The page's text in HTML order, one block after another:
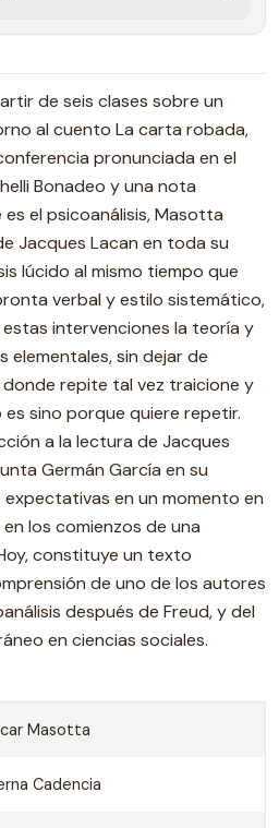
de seis clases sobre un
al cuento La carta robada,
pronunciada en el
Bonadeo y una nota
el psicoanálisis, Masotta
Jacques Lacan en toda su
lúcido al mismo tiempo que
verbal y estilo sistemático,
intervenciones la teoría y
sin dejar de
repite tal vez traicione y
sino porque quiere repetir.
a la lectura de Jacques
Germán García en su
en un momento en
los comienzos de una
constituye un texto
de uno de los autores
después de Freud, y del
en ciencias sociales.
Masotta
Cadencia